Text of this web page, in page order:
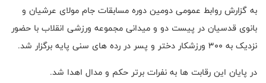
به گزارش روابط عمومی دومین دوره مسابقات جام مولای عرشیان و
بانوی قدسیان در پیست دو و میدانی مجموعه ورزشی انقلاب با حضور
نزدیک به ۳۰۰ ورزشکار دختر و پسر در رده های سنی پایه برگزار شد.
در پایان این رقابت ها به نفرات برتر حکم و مدال اهدا شد.